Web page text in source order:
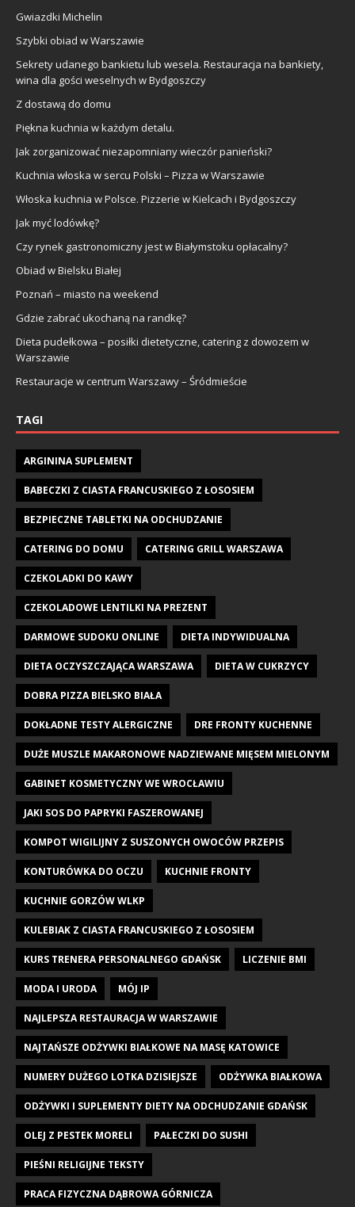
Gwiazdki Michelin
Szybki obiad w Warszawie
Sekrety udanego bankietu lub wesela. Restauracja na bankiety,
wina dla gości weselnych w Bydgoszczy
Z dostawą do domu
Piękna kuchnia w każdym detalu.
Jak zorganizować niezapomniany wieczór panieński?
Kuchnia włoska w sercu Polski – Pizza w Warszawie
Włoska kuchnia w Polsce. Pizzerie w Kielcach i Bydgoszczy
Jak myć lodówkę?
Czy rynek gastronomiczny jest w Białymstoku opłacalny?
Obiad w Bielsku Białej
Poznań – miasto na weekend
Gdzie zabrać ukochaną na randkę?
Dieta pudełkowa – posiłki dietetyczne, catering z dowozem w
Warszawie
Restauracje w centrum Warszawy – Śródmieście
TAGI
ARGININA SUPLEMENT
BABECZKI Z CIASTA FRANCUSKIEGO Z ŁOSOSIEM
BEZPIECZNE TABLETKI NA ODCHUDZANIE
CATERING DO DOMU CATERING GRILL WARSZAWA
CZEKOLADKI DO KAWY
CZEKOLADOWE LENTILKI NA PREZENT
DARMOWE SUDOKU ONLINE DIETA INDYWIDUALNA
DIETA OCZYSZCZAJĄCA WARSZAWA DIETA W CUKRZYCY
DOBRA PIZZA BIELSKO BIAŁA
DOKŁADNE TESTY ALERGICZNE DRE FRONTY KUCHENNE
DUŻE MUSZLE MAKARONOWE NADZIEWANE MIĘSEM MIELONYM
GABINET KOSMETYCZNY WE WROCŁAWIU
JAKI SOS DO PAPRYKI FASZEROWANEJ
KOMPOT WIGILIJNY Z SUSZONYCH OWOCÓW PRZEPIS
KONTURÓWKA DO OCZU KUCHNIE FRONTY
KUCHNIE GORZÓW WLKP
KULEBIAK Z CIASTA FRANCUSKIEGO Z ŁOSOSIEM
KURS TRENERA PERSONALNEGO GDAŃSK LICZENIE BMI
MODA I URODA MÓJ IP
NAJLEPSZA RESTAURACJA W WARSZAWIE
NAJTAŃSZE ODŻYWKI BIAŁKOWE NA MASĘ KATOWICE
NUMERY DUŻEGO LOTKA DZISIEJSZE ODŻYWKA BIAŁKOWA
ODŻYWKI I SUPLEMENTY DIETY NA ODCHUDZANIE GDAŃSK
OLEJ Z PESTEK MORELI PAŁECZKI DO SUSHI
PIEŚNI RELIGIJNE TEKSTY
PRACA FIZYCZNA DĄBROWA GÓRNICZA